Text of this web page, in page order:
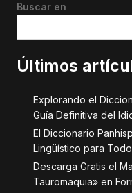
Buscar en
Últimos
Explorando el
Guía Definitiva del
El Diccionario
Lingüístico para
Descarga Gratis el
Tauromaquia» en